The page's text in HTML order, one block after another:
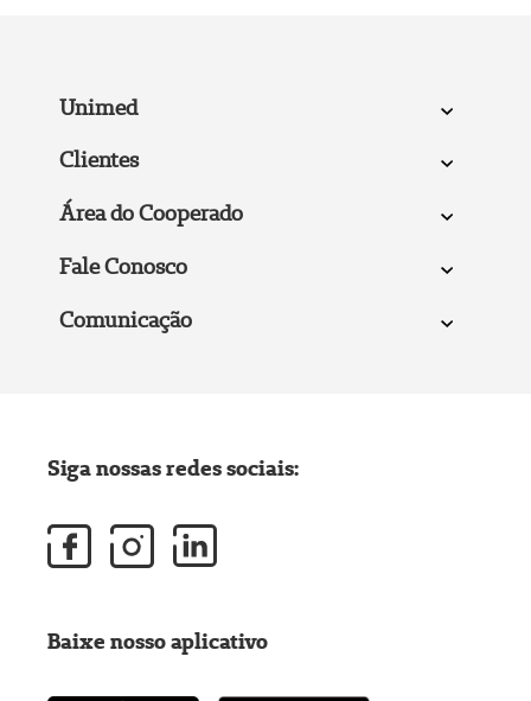
Unimed
Clientes
Área do Cooperado
Fale Conosco
Comunicação
Siga nossas redes sociais:
Baixe nosso aplicativo